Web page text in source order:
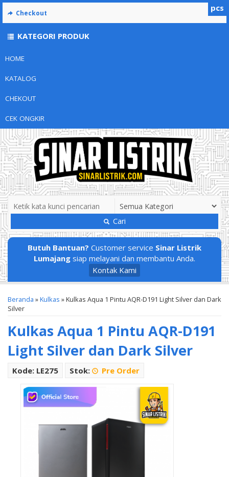
HOME
KATALOG
CHEKOUT
CEK ONGKIR
Cari
Butuh Bantuan? Customer service Sinar Listrik
Lumajang siap melayani dan membantu Anda.
Kontak Kami
Beranda »Kulkas »Kulkas Aqua 1 Pintu AQR-D191 Light Silver dan Dark
Silver
Kulkas Aqua 1 Pintu AQR-D191
Light Silver dan Dark Silver
Kode: LE275 Stok: Pre Order
pcs
Checkout
KATEGORI PRODUK